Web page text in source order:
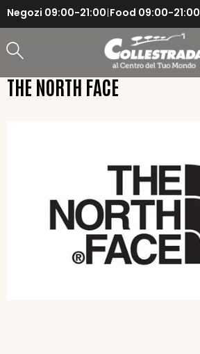
Negozi 09:00-21:00 Food 09:00-21:00
THE NORTH FACE